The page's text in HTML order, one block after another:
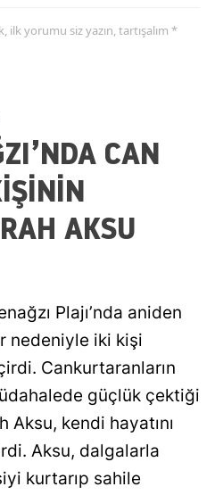
yorumu siz yazın, tartışalım *
CAN
AKSU
Plajı’nda aniden
nedeniyle iki kişi
Cankurtaranların
güçlük çektiği
Aksu, kendi hayatını
Aksu, dalgalarla
kurtarıp sahile